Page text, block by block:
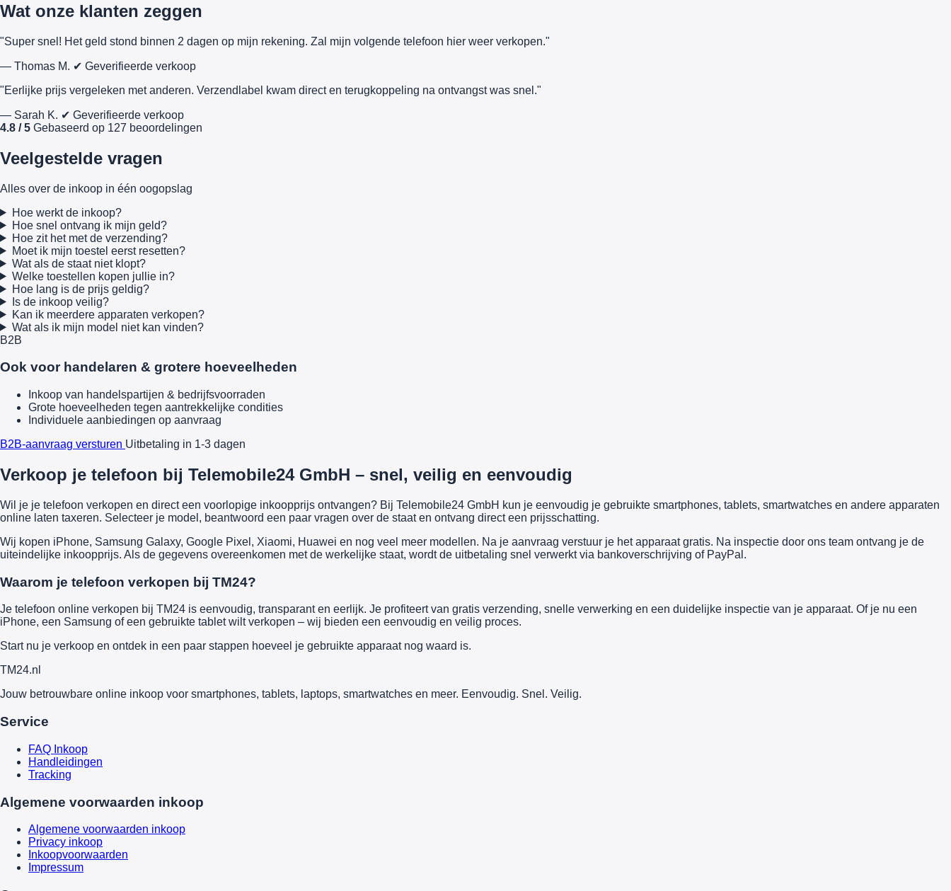
Wat onze klanten zeggen
"Super snel! Het geld stond binnen 2 dagen op mijn rekening. Zal mijn volgende telefoon hier weer verkopen."
— Thomas M. ✔ Geverifieerde verkoop
"Eerlijke prijs vergeleken met anderen. Verzendlabel kwam direct en terugkoppeling na ontvangst was snel."
— Sarah K. ✔ Geverifieerde verkoop
4.8 / 5 Gebaseerd op 127 beoordelingen
Veelgestelde vragen
Alles over de inkoop in één oogopslag
Hoe werkt de inkoop?
Hoe snel ontvang ik mijn geld?
Hoe zit het met de verzending?
Moet ik mijn toestel eerst resetten?
Wat als de staat niet klopt?
Welke toestellen kopen jullie in?
Hoe lang is de prijs geldig?
Is de inkoop veilig?
Kan ik meerdere apparaten verkopen?
Wat als ik mijn model niet kan vinden?
B2B
Ook voor handelaren & grotere hoeveelheden
Inkoop van handelspartijen & bedrijfsvoorraden
Grote hoeveelheden tegen aantrekkelijke condities
Individuele aanbiedingen op aanvraag
B2B-aanvraag versturen Uitbetaling in 1-3 dagen
Verkoop je telefoon bij Telemobile24 GmbH – snel, veilig en eenvoudig
Wil je je telefoon verkopen en direct een voorlopige inkoopprijs ontvangen? Bij Telemobile24 GmbH kun je eenvoudig je gebruikte smartphones, tablets, smartwatches en andere apparaten
online laten taxeren. Selecteer je model, beantwoord een paar vragen over de staat en ontvang direct een prijsschatting.
Wij kopen iPhone, Samsung Galaxy, Google Pixel, Xiaomi, Huawei en nog veel meer modellen. Na je aanvraag verstuur je het apparaat gratis. Na inspectie door ons team ontvang je de
uiteindelijke inkoopprijs. Als de gegevens overeenkomen met de werkelijke staat, wordt de uitbetaling snel verwerkt via bankoverschrijving of PayPal.
Waarom je telefoon verkopen bij TM24?
Je telefoon online verkopen bij TM24 is eenvoudig, transparant en eerlijk. Je profiteert van gratis verzending, snelle verwerking en een duidelijke inspectie van je apparaat. Of je nu een
iPhone, een Samsung of een gebruikte tablet wilt verkopen – wij bieden een eenvoudig en veilig proces.
Start nu je verkoop en ontdek in een paar stappen hoeveel je gebruikte apparaat nog waard is.
TM24.nl
Jouw betrouwbare online inkoop voor smartphones, tablets, laptops, smartwatches en meer. Eenvoudig. Snel. Veilig.
Service
FAQ Inkoop
Handleidingen
Tracking
Algemene voorwaarden inkoop
Algemene voorwaarden inkoop
Privacy inkoop
Inkoopvoorwaarden
Impressum